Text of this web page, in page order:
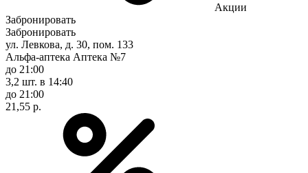
Акции
Забронировать
Забронировать
ул. Левкова, д. 30, пом. 133
Альфа-аптека Аптека №7
до 21:00
3,2 шт. в 14:40
до 21:00
21,55 р.